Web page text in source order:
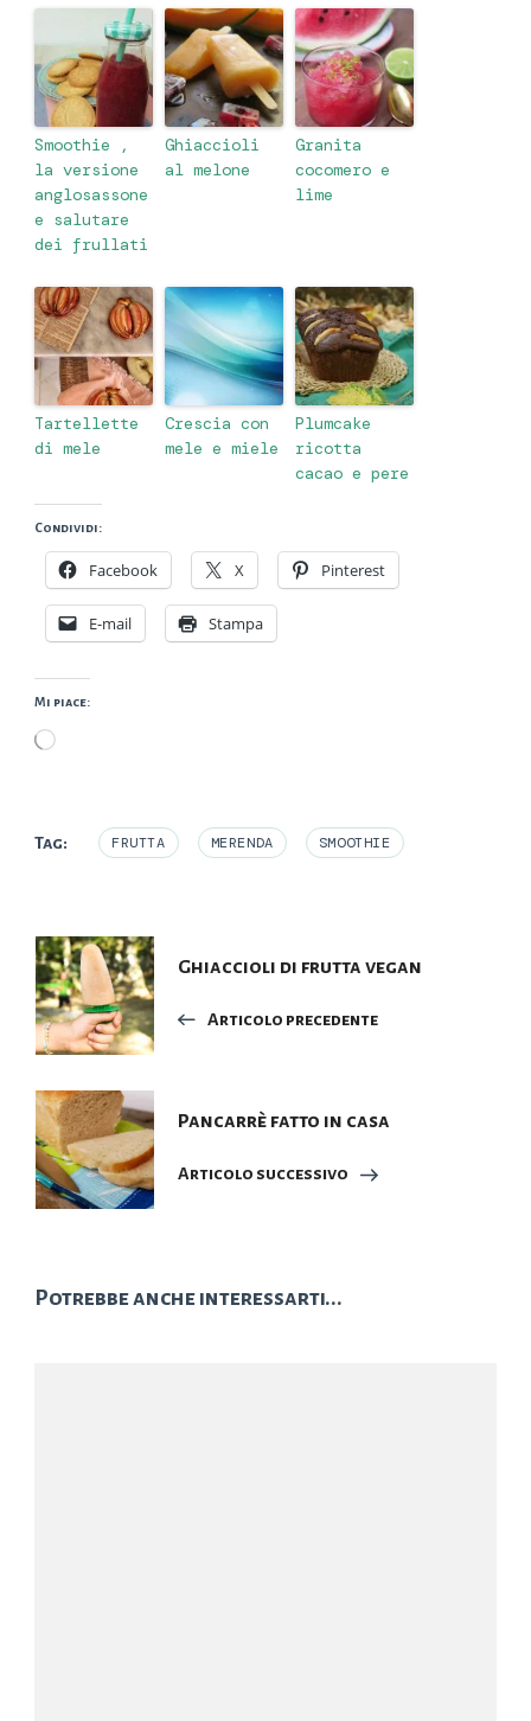
Smoothie ,
la versione
anglosassone
e salutare
dei frullati
Ghiaccioli
al melone
Granita
cocomero e
lime
Tartellette
di mele
Crescia con
mele e miele
Plumcake
ricotta
cacao e pere
Condividi:
Facebook X Pinterest
E-mail Stampa
Mi piace:
Caricamento
Tag: FRUTTA MERENDA SMOOTHIE
Navigazione
articoli
Ghiaccioli di frutta vegan
Articolo precedente
Pancarrè fatto in casa
Articolo successivo
Potrebbe anche interessarti...